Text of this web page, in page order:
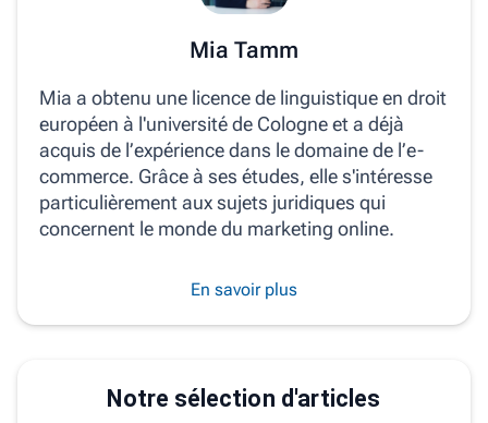
Mia Tamm
Mia a obtenu une licence de linguistique en droit
européen à l'université de Cologne et a déjà
acquis de l’expérience dans le domaine de l’e-
commerce. Grâce à ses études, elle s'intéresse
particulièrement aux sujets juridiques qui
concernent le monde du marketing online.
En savoir plus
Notre sélection d'articles